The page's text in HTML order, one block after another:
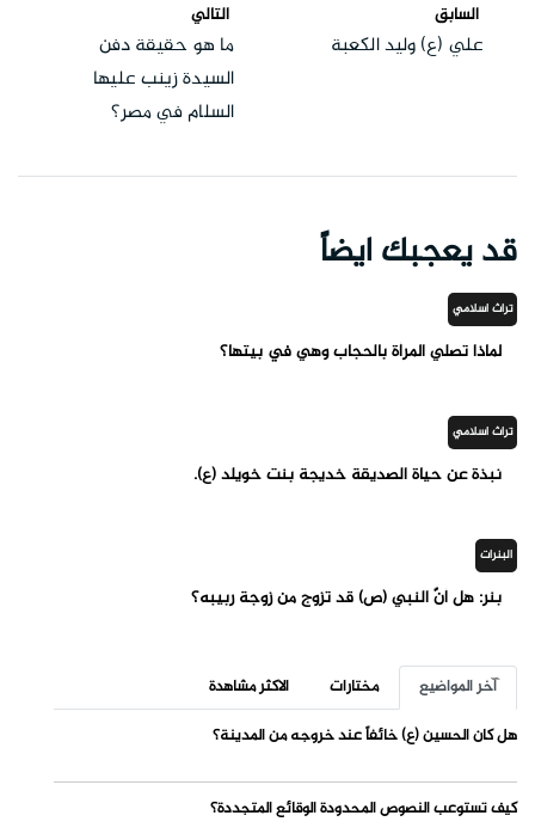
السابق
علي (ع) وليد الكعبة
التالي
ما هو حقيقة دفن
السيدة زينب عليها
السلام في مصر؟
قد يعجبك ايضاً
تراث اسلامي
لماذا تصلي المرأة بالحجاب وهي في بيتها؟
تراث اسلامي
نبذة عن حياة الصديقة خديجة بنت خويلد (ع).
البنرات
بنر: هل أنّ النبي (ص) قد تزوج من زوجة ربيبه؟
آخر المواضيع مختارات
الاكثر مشاهدة
هل كان الحسين (ع) خائفاً عند خروجه من المدينة؟
كيف تستوعب النصوص المحدودة الوقائع المتجددة؟